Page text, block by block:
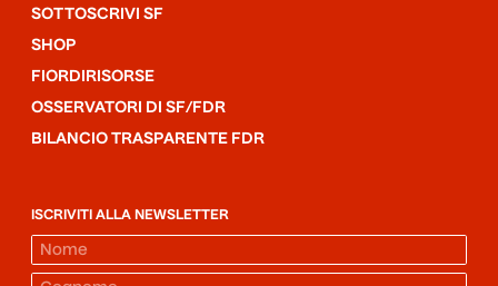
SOTTOSCRIVI SF
SHOP
FIORDIRISORSE
OSSERVATORI DI SF/FDR
BILANCIO TRASPARENTE FDR
ISCRIVITI ALLA NEWSLETTER